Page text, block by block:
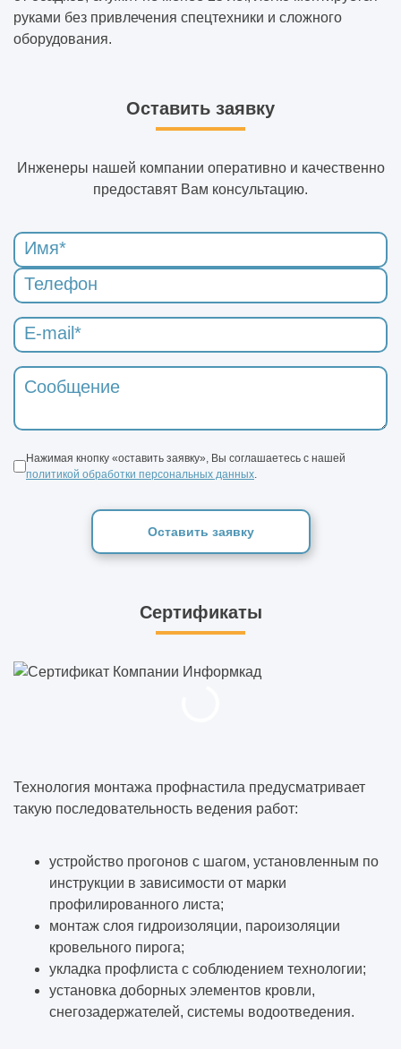
руками без привлечения спецтехники и сложного
оборудования.
Оставить заявку
Инженеры нашей компании оперативно и качественно
предоставят Вам консультацию.
Нажимая кнопку «оставить заявку», Вы соглашаетесь с нашей
политикой обработки персональных данных
Оставить заявку
Сертификаты
Технология монтажа профнастила предусматривает
такую последовательность ведения работ:
устройство прогонов с шагом, установленным по
инструкции в зависимости от марки
профилированного листа;
монтаж слоя гидроизоляции, пароизоляции
кровельного пирога;
укладка профлиста с соблюдением технологии;
установка доборных элементов кровли,
снегозадержателей, системы водоотведения.